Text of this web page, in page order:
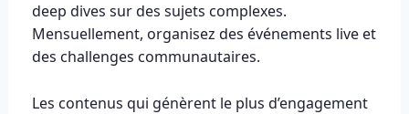
deep dives sur des sujets complexes.
Mensuellement, organisez des événements live et
des challenges communautaires.
Les contenus qui génèrent le plus d’engagement